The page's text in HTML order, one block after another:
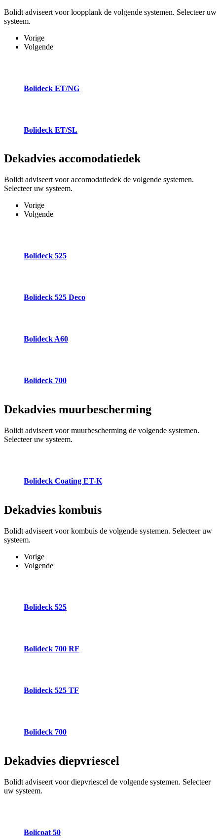
Bolidt adviseert voor loopplank de volgende systemen. Selecteer uw
systeem.
Vorige
Volgende
Bolideck ET/NG
Bolideck ET/SL
Dekadvies accomodatiedek
Bolidt adviseert voor accomodatiedek de volgende systemen.
Selecteer uw systeem.
Vorige
Volgende
Bolideck 525
Bolideck 525 Deco
Bolideck A60
Bolideck 700
Dekadvies muurbescherming
Bolidt adviseert voor muurbescherming de volgende systemen.
Selecteer uw systeem.
Bolideck Coating ET-K
Dekadvies kombuis
Bolidt adviseert voor kombuis de volgende systemen. Selecteer uw
systeem.
Vorige
Volgende
Bolideck 525
Bolideck 700 RF
Bolideck 525 TF
Bolideck 700
Dekadvies diepvriescel
Bolidt adviseert voor diepvriescel de volgende systemen. Selecteer
uw systeem.
Bolicoat 50